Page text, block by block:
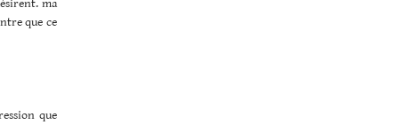
ma
que ce
que